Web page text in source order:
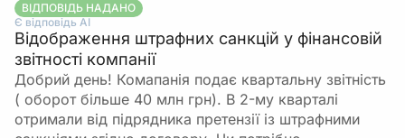
ВІДПОВІДЬ НАДАНО
Є відповідь АІ
Відображення штрафних санкцій у фінансовій
звітності компанії
Добрий день! Комапанія подає квартальну звітність
( оборот більше 40 млн грн). В 2-му кварталі
отримали від підрядника претензії із штрафними